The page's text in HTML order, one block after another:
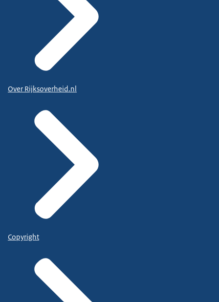
Over Rijksoverheid.nl
Copyright